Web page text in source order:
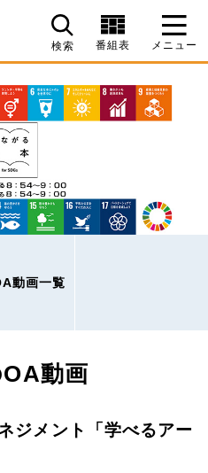
検索 番組表 メニュー
動画一覧
動画
ジメント「学べるアー